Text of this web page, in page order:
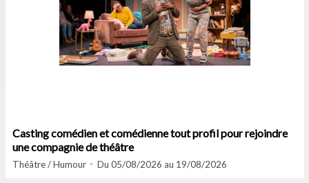
Casting comédien et comédienne tout profil pour rejoindre
une compagnie de théâtre
Théâtre / Humour Du 05/08/2026 au 19/08/2026